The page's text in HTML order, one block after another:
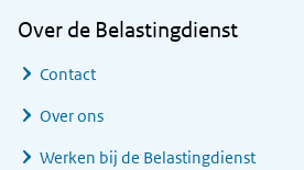
Over de Belastingdienst
Contact
Over ons
Werken bij de Belastingdienst